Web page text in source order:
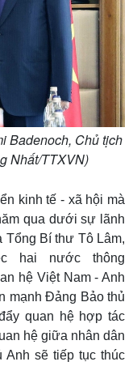
Badenoch, Chủ tịch
Nhất/TTXVN)
kinh tế - xã hội mà
qua dưới sự lãnh
Tổng Bí thư Tô Lâm,
hai nước thông
hệ Việt Nam - Anh
mạnh Đảng Bảo thủ
quan hệ hợp tác
hệ giữa nhân dân
sẽ tiếp tục thúc